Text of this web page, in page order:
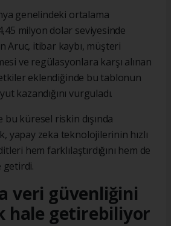
genelindeki ortalama
milyon dolar seviyesinde
Aruc, itibar kaybı, müşteri
ve regülasyonlara karşı alınan
eklendiğinde bu tablonun
kazandığını vurguladı.
küresel riskin dışında
yapay zeka teknolojilerinin hızlı
hem farklılaştırdığını hem de
getirdi.
veri güvenliğini
hale getirebiliyor